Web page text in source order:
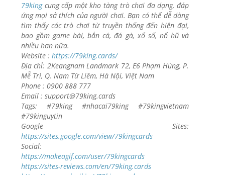
79king cung cấp một kho tàng trò chơi đa dạng, đáp
ứng mọi sở thích của người chơi. Bạn có thể dễ dàng
tìm thấy các trò chơi từ truyền thống đến hiện đại,
bao gồm game bài, bắn cá, đá gà, xổ số, nổ hũ và
nhiều hơn nữa.
Website : https://79king.cards/
Địa chỉ: 2Keangnam Landmark 72, E6 Phạm Hùng, P.
Mễ Trì, Q. Nam Từ Liêm, Hà Nội, Việt Nam
Phone : 0900 888 777
Email : support@79king.cards
Tags: #79king #nhacai79king #79kingvietnam
#79kinguytin
Google Sites:
https://sites.google.com/view/79kingcards
Social:
https://makeagif.com/user/79kingcards
https://sites-reviews.com/en/79king.cards